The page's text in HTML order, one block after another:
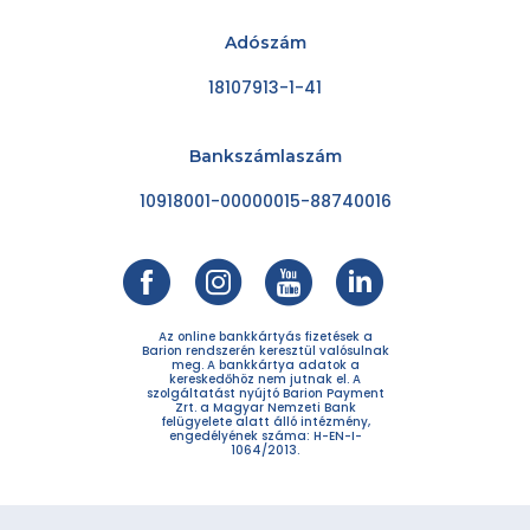
Adószám
18107913-1-41
Bankszámlaszám
10918001-00000015-88740016
Az online bankkártyás fizetések a
Barion rendszerén keresztül valósulnak
meg. A bankkártya adatok a
kereskedőhöz nem jutnak el. A
szolgáltatást nyújtó Barion Payment
Zrt. a Magyar Nemzeti Bank
felügyelete alatt álló intézmény,
engedélyének száma: H-EN-I-
1064/2013.